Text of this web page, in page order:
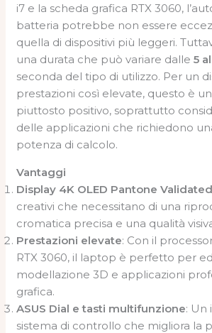
i7 e la scheda grafica RTX 3060,
batteria potrebbe non essere
quella di dispositivi più leggeri.
una durata che può variare dalle5
seconda del tipo di utilizzo. Per un
prestazioni così elevate, questo è
piuttosto positivo, soprattutto
delle applicazioni che richiedono
potenza di calcolo.
Vantaggi
Display 4K OLED Pantone Validated
creativi che necessitano di una
cromatica precisa e una qualità
Prestazioni elevate: Con il
RTX 3060, il laptop è perfetto per
modellazione 3D e applicazioni
grafica.
ASUS Dial e tasti multifunzione: Un
sistema di controllo che migliora la